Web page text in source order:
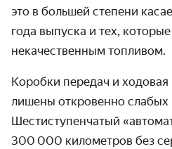
это в большей степени
года выпуска и тех,
некачественным топливом.
Коробки передач и ходовая
лишены откровенно слабых
Шестиступенчатый
300 000 километров без